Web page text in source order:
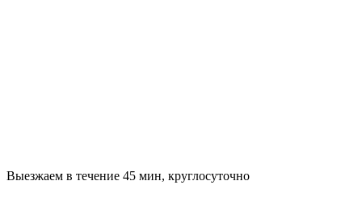
Выезжаем в течение 45 мин, круглосуточно